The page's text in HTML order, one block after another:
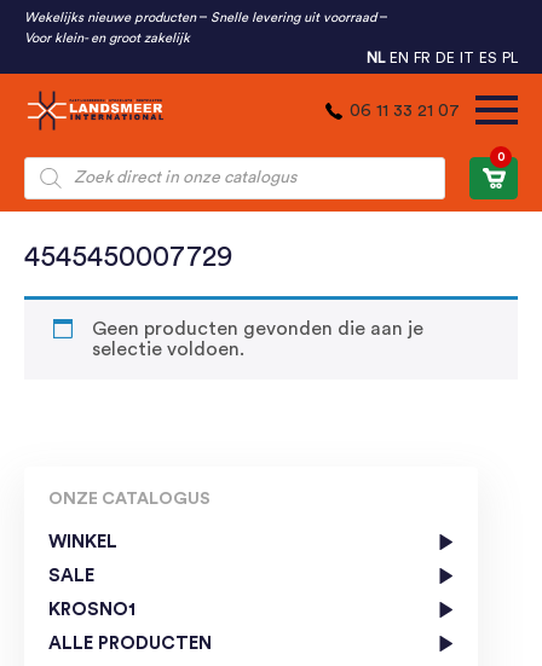
Wekelijks nieuwe producten
Snelle levering uit voorraad
Voor klein- en groot zakelijk
NL EN FR DE IT ES PL
06 11 33 21 07
Producten
zoeken
0
ONZE CATALOGUS
WINKEL
SALE
KROSNO1
ALLE PRODUCTEN
4545450007729
Geen producten gevonden die aan je
selectie voldoen.